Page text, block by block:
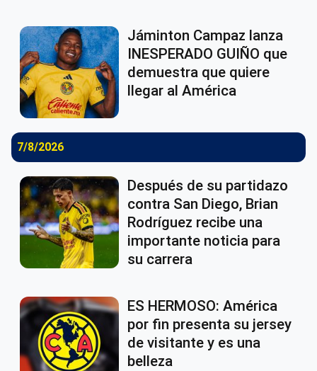
Jáminton Campaz lanza
INESPERADO GUIÑO que
demuestra que quiere
llegar al América
7/8/2026
Después de su partidazo
contra San Diego, Brian
Rodríguez recibe una
importante noticia para
su carrera
ES HERMOSO: América
por fin presenta su jersey
de visitante y es una
belleza